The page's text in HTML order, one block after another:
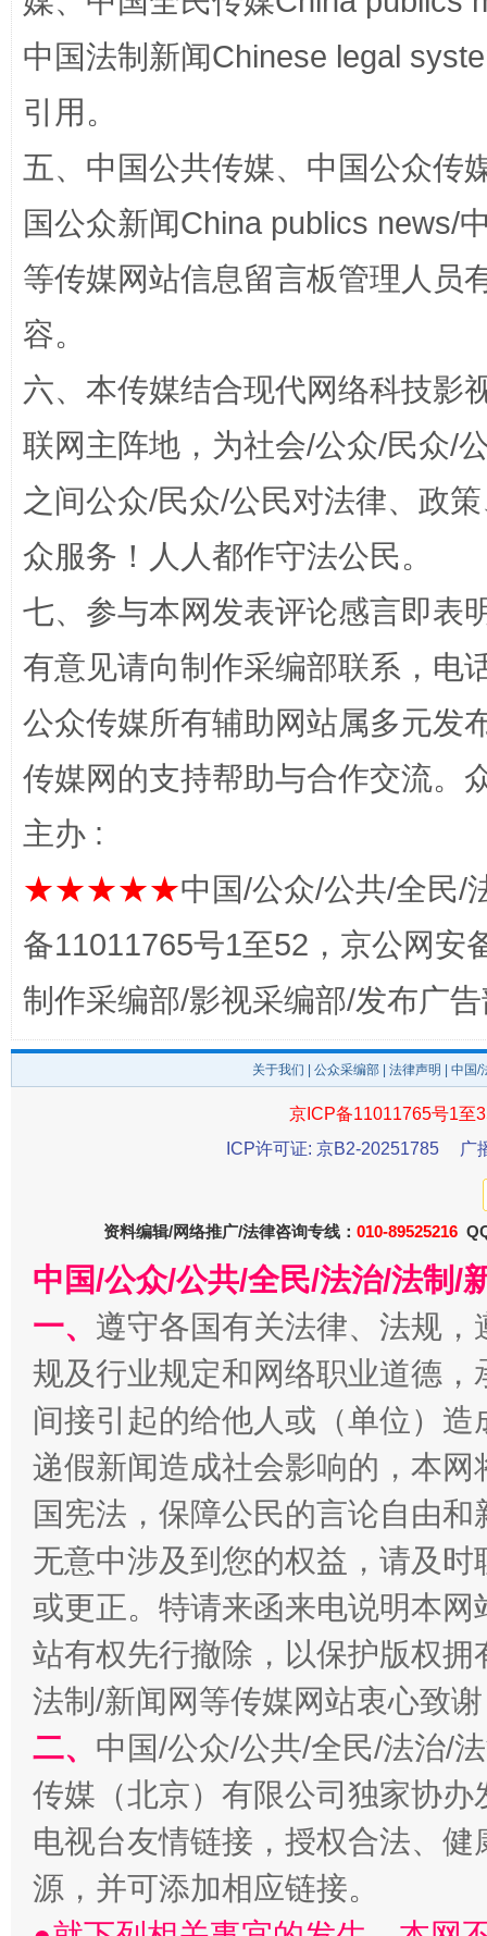
扯下公款旅游的“隐身衣” 如何以
千年窑火 生生不息
中国法制新闻Chinese legal
引用。
五、中国公共传媒、中国公众传
国公众新闻China publics news/
等传媒网站信息留言板管理人员
容。
六、本传媒结合现代网络科技影
联网主阵地，为社会/公众/民众/
之间公众/民众/公民对法律、政
众服务！人人都作守法公民。
七、参与本网发表评论感言即表
有意见请向制作采编部联系，电
公众传媒所有辅助网站属多元发
传媒网的支持帮助与合作交流。
主办 :
★★★★★中国/公众/公共/全民/
备11011765号1至52，京公网安
制作采编部/影视采编部/发布广
关于我们 公众采编部 法律声明 | 中国
京ICP备11011765号1至
ICP许可证: 京B2-20251785
广
资料编辑/网络推广/法律咨询专线： 010-89525216
中国/公众/公共/全民/法治/法制/
一、 遵守各国有关法律、法规
规及行业规定和网络职业道德
间接引起的给他人或（单位）
递假新闻造成社会影响的，本
国宪法，保障公民的言论自由
无意中涉及到您的权益，请及
或更正。特请来函来电说明本
站有权先行撤除，以保护版权
法制/新闻网等传媒网站衷心致
二、 中国/公众/公共/全民/法治/
传媒（北京）有限公司独家协
电视台友情链接，授权合法、
源，并可添加相应链接。